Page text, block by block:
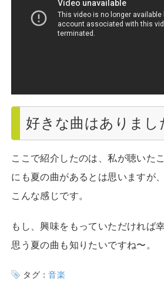
好きな曲はありまし
ここで紹介したのは、私が聴いた
にも夏の曲があるとは思いますが
こんな感じです。
もし、興味をもっていただければ
思う夏の曲も知りたいですね〜。
タグ：音楽